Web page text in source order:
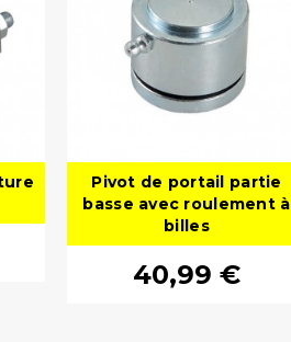
Pivot de portail partie
basse avec roulement à
billes
40,99 €